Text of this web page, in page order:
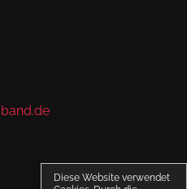
Diese Website verwendet